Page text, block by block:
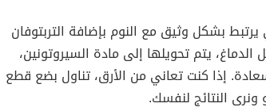
بشكل وثيق مع النوم بإضافة التربتوفان
يتم تحويلها إلى مادة السيروتونين،
إذا كنت تعاني من الأرق، تناول بضع قطع
النتائج لنفسك.